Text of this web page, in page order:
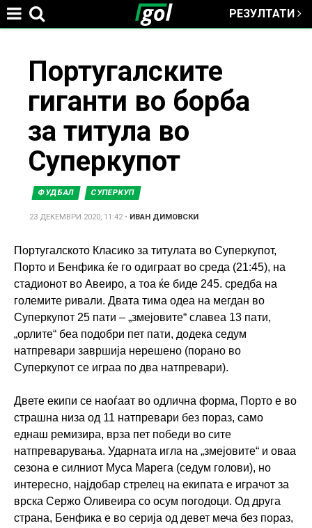
РЕЗУЛТАТИ
here
Португалските
гиганти во борба
за титула во
Суперкупот
ФУДБАЛ СУПЕРКУП
23 ДЕКЕМВРИ 2020, 11:42• ИВАН ДИМОВСКИ
Португалското Класико за титулата во Суперкупот,
Порто и Бенфика ќе го одиграат во среда (21:45), на
стадионот во Авеиро, а тоа ќе биде 245. средба на
големите ривали. Двата тима одеа на мегдан во
Суперкупот 25 пати – „змејовите“ славеа 13 пати,
„орлите“ беа подобри пет пати, додека седум
натпревари завршија нерешено (порано во
Суперкупот се играа по два натпревари).
Двете екипи се наоѓаат во одлична форма, Порто е во
страшна низа од 11 натпревари без пораз, само
еднаш ремизира, врза пет победи во сите
натпреварувања. Ударната игла на „змејовите“ и оваа
сезона е силниот Муса Марега (седум голови), но
интересно, најдобар стрелец на екипата е играчот за
врска Сержо Оливеира со осум погодоци. Од друга
страна, Бенфика е во серија од девет меча без пораз,